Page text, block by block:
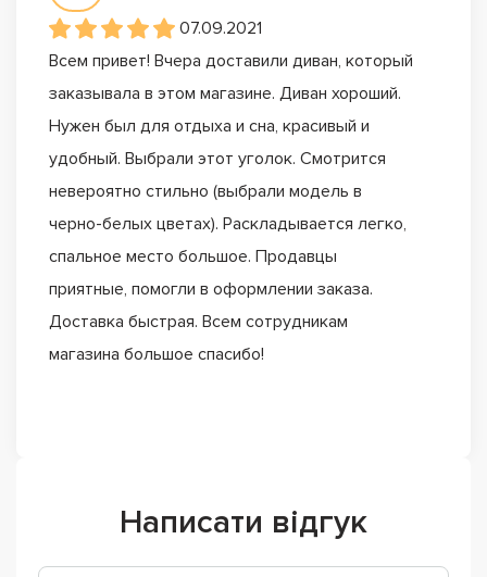
07.09.2021
Всем привет! Вчера доставили диван, который
заказывала в этом магазине. Диван хороший.
Нужен был для отдыха и сна, красивый и
удобный. Выбрали этот уголок. Смотрится
невероятно стильно (выбрали модель в
черно-белых цветах). Раскладывается легко,
спальное место большое. Продавцы
приятные, помогли в оформлении заказа.
Доставка быстрая. Всем сотрудникам
магазина большое спасибо!
Написати відгук